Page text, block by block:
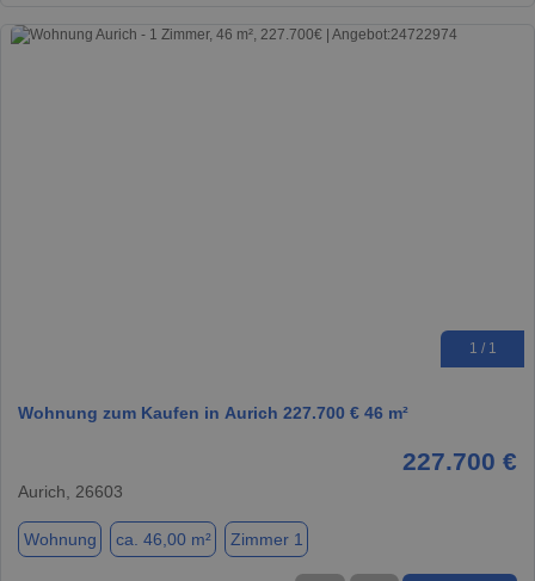
1 / 1
Wohnung zum Kaufen in Aurich 227.700 € 46 m²
227.700 €
Aurich, 26603
Wohnung ca. 46,00 m² Zimmer 1